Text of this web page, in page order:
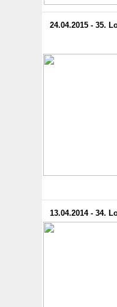
24.04.2015 - 35.
13.04.2014 - 34.